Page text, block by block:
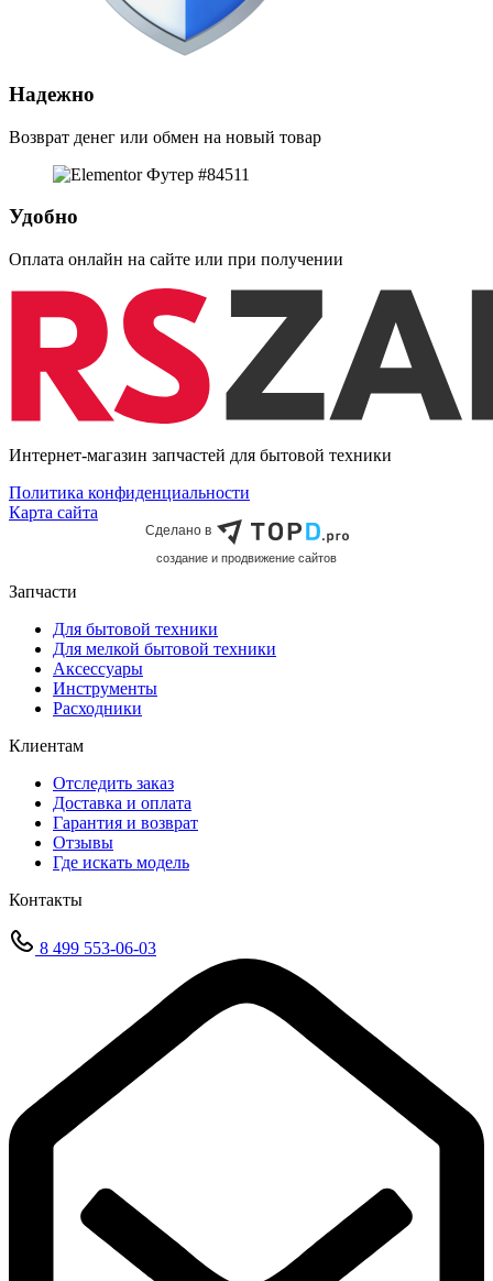
Надежно
Возврат денег или обмен на новый товар
Удобно
Оплата онлайн на сайте или при получении
Интернет-магазин запчастей для бытовой техники
Политика конфиденциальности
Карта сайта
Сделано в
cоздание и продвижение сайтов
Запчасти
Для бытовой техники
Для мелкой бытовой техники
Аксессуары
Инструменты
Расходники
Клиентам
Отследить заказ
Доставка и оплата
Гарантия и возврат
Отзывы
Где искать модель
Контакты
8 499 553-06-03